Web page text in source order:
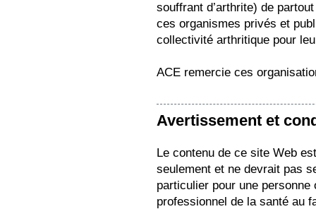
souffrant d’arthrite) de
ces organismes privés et
collectivité arthritique pour
ACE remercie ces
Avertissement et
Le contenu de ce site Web
seulement et ne devrait pas
particulier pour une
professionnel de la santé au